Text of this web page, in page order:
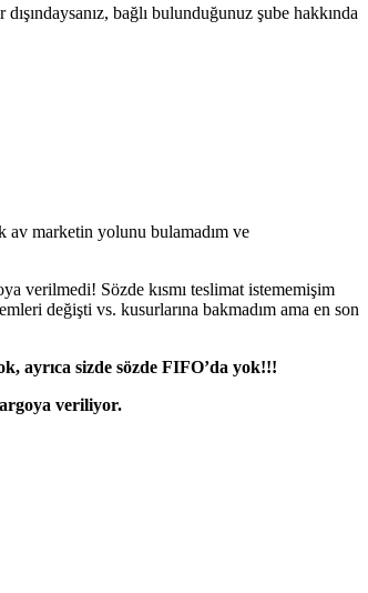
bağlı bulunduğunuz şube hakkında
av marketin yolunu bulamadım ve
verilmedi! Sözde kısmı teslimat istememişim
değişti vs. kusurlarına bakmadım ama en son
ayrıca sizde sözde FIFO’da yok!!!
veriliyor.